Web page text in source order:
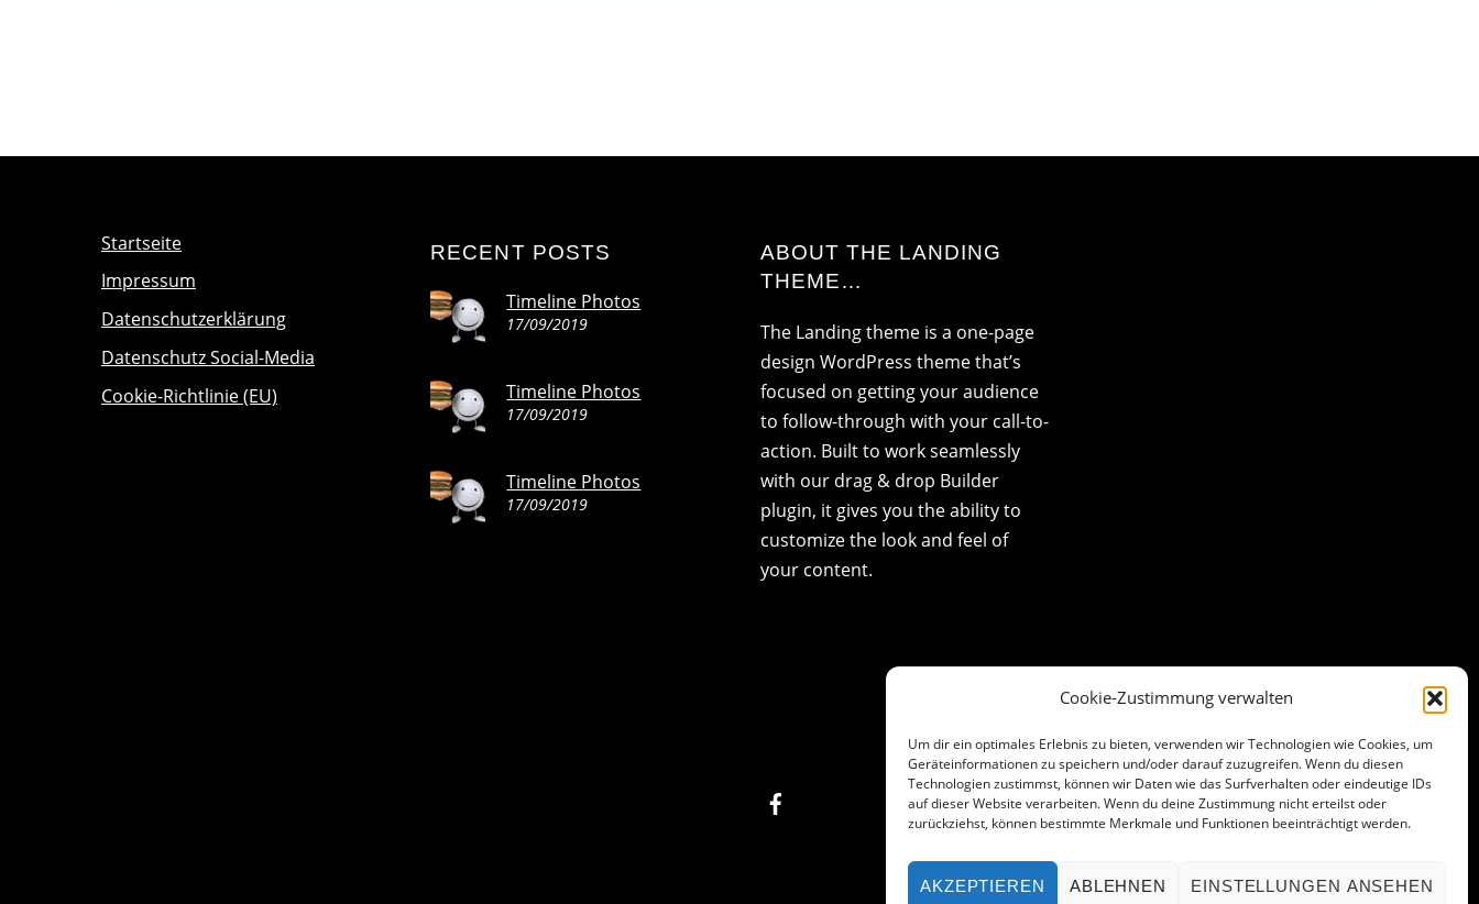
Cookie-Zustimmung verwalten
Um dir ein optimales Erlebnis zu bieten, verwenden wir Technologien wie Cookies, um
Geräteinformationen zu speichern und/oder darauf zuzugreifen. Wenn du diesen
Technologien zustimmst, können wir Daten wie das Surfverhalten oder eindeutige IDs
auf dieser Website verarbeiten. Wenn du deine Zustimmung nicht erteilst oder
zurückziehst, können bestimmte Merkmale und Funktionen beeinträchtigt werden.
AKZEPTIEREN ABLEHNEN EINSTELLUNGEN ANSEHEN
Startseite
Impressum
Datenschutzerklärung
Datenschutz Social-Media
Cookie-Richtlinie (EU)
RECENT POSTS
Timeline Photos
17/09/2019
Timeline Photos
17/09/2019
Timeline Photos
17/09/2019
ABOUT THE LANDING
THEME…
The Landing theme is a one-page
design WordPress theme that’s
focused on getting your audience
to follow-through with your call-to-
action. Built to work seamlessly
with our drag & drop Builder
plugin, it gives you the ability to
customize the look and feel of
your content.